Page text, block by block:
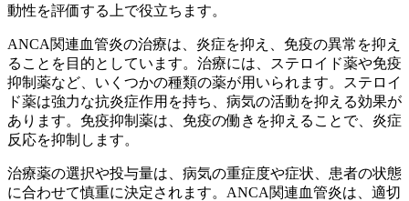
動性を評価する上で役立ちます。
ANCA関連血管炎の治療は、炎症を抑え、免疫の異常を抑え
ることを目的としています。治療には、ステロイド薬や免疫
抑制薬など、いくつかの種類の薬が用いられます。ステロイ
ド薬は強力な抗炎症作用を持ち、病気の活動を抑える効果が
あります。免疫抑制薬は、免疫の働きを抑えることで、炎症
反応を抑制します。
治療薬の選択や投与量は、病気の重症度や症状、患者の状態
に合わせて慎重に決定されます。ANCA関連血管炎は、適切